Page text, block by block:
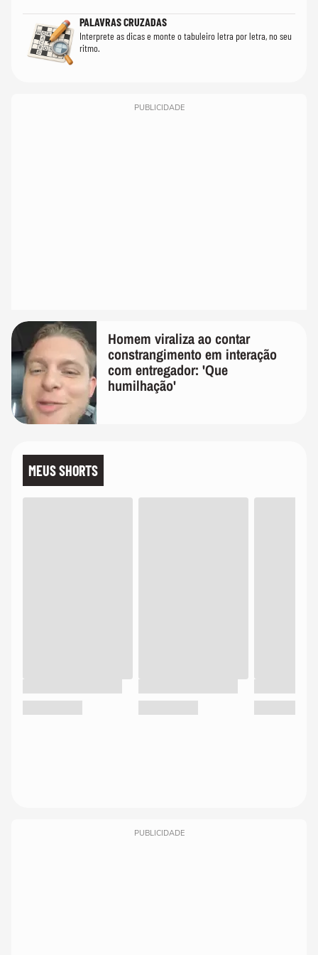
PALAVRAS CRUZADAS
Interprete as dicas e monte o tabuleiro letra por letra, no seu
ritmo.
PUBLICIDADE
Homem viraliza ao contar
constrangimento em interação
com entregador: 'Que
humilhação'
MEUS SHORTS
PUBLICIDADE